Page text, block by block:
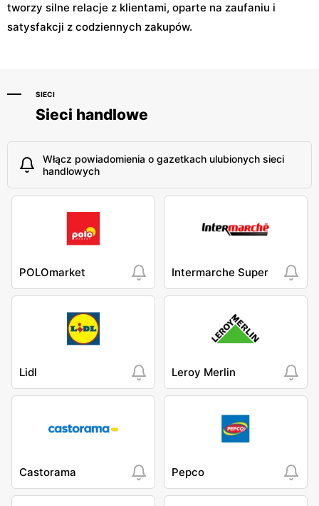
tworzy silne relacje z klientami, oparte na zaufaniu i
satysfakcji z codziennych zakupów.
SIECI
Sieci handlowe
Włącz powiadomienia o gazetkach ulubionych sieci
handlowych
POLOmarket Intermarche Super
Lidl Leroy Merlin
Castorama Pepco